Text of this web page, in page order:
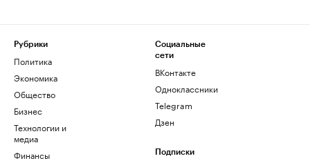
Рубрики
Политика
Экономика
Общество
Бизнес
Технологии и
медиа
Финансы
Социальные
сети
ВКонтакте
Одноклассники
Telegram
Дзен
Подписки